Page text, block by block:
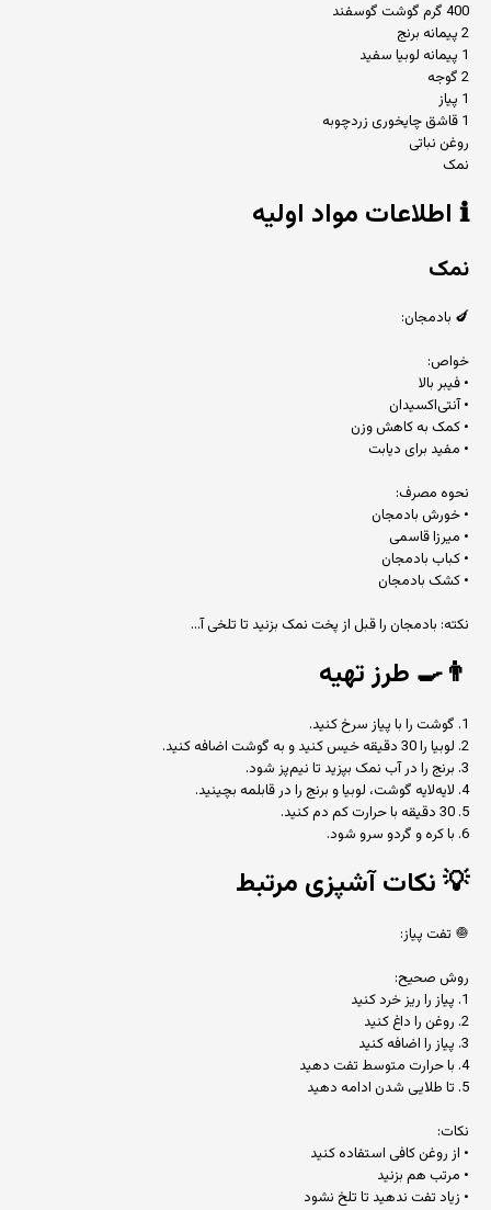
400 گرم گوشت گوسفند
2 پیمانه برنج
1 پیمانه لوبیا سفید
2 گوجه
1 پیاز
1 قاشق چایخوری زردچوبه
روغن نباتی
نمک
ℹ️ اطلاعات مواد اولیه
نمک
🍆 بادمجان:
خواص:
• فیبر بالا
• آنتی‌اکسیدان
• کمک به کاهش وزن
• مفید برای دیابت
نحوه مصرف:
• خورش بادمجان
• میرزا قاسمی
• کباب بادمجان
• کشک بادمجان
نکته: بادمجان را قبل از پخت نمک بزنید تا تلخی آ...
👨‍🍳 طرز تهیه
1. گوشت را با پیاز سرخ کنید.
2. لوبیا را 30 دقیقه خیس کنید و به گوشت اضافه کنید.
3. برنج را در آب نمک بپزید تا نیم‌پز شود.
4. لایه‌لایه گوشت، لوبیا و برنج را در قابلمه بچینید.
5. 30 دقیقه با حرارت کم دم کنید.
6. با کره و گردو سرو شود.
💡نکات آشپزی مرتبط
🧅 تفت پیاز:
روش صحیح:
1. پیاز را ریز خرد کنید
2. روغن را داغ کنید
3. پیاز را اضافه کنید
4. با حرارت متوسط تفت دهید
5. تا طلایی شدن ادامه دهید
نکات:
• از روغن کافی استفاده کنید
• مرتب هم بزنید
• زیاد تفت ندهید تا تلخ نشود